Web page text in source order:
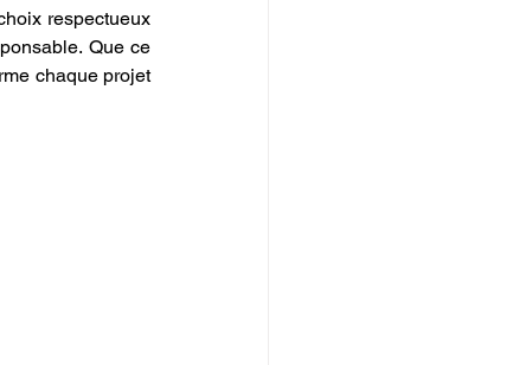
respectueux
Que ce
chaque projet